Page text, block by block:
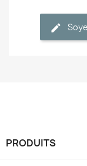
PRODUITS